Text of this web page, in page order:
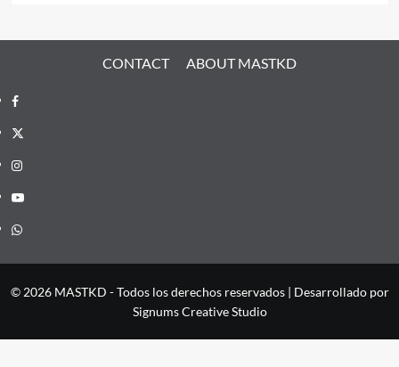
CONTACT ABOUT MASTKD
Facebook
X
Instagram
YouTube
Whatsapp